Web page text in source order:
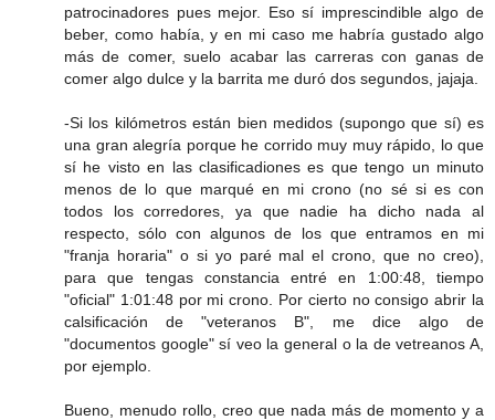
patrocinadores pues mejor. Eso sí imprescindible algo de
beber, como había, y en mi caso me habría gustado algo
más de comer, suelo acabar las carreras con ganas de
comer algo dulce y la barrita me duró dos segundos, jajaja.
-Si los kilómetros están bien medidos (supongo que sí) es
una gran alegría porque he corrido muy muy rápido, lo que
sí he visto en las clasificadiones es que tengo un minuto
menos de lo que marqué en mi crono (no sé si es con
todos los corredores, ya que nadie ha dicho nada al
respecto, sólo con algunos de los que entramos en mi
"franja horaria" o si yo paré mal el crono, que no creo),
para que tengas constancia entré en 1:00:48, tiempo
"oficial" 1:01:48 por mi crono. Por cierto no consigo abrir la
calsificación de "veteranos B", me dice algo de
"documentos google" sí veo la general o la de vetreanos A,
por ejemplo.
Bueno, menudo rollo, creo que nada más de momento y a